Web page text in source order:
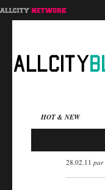
Aller au contenu
Aller au contenu
HOT & NEW
28.02.11 par